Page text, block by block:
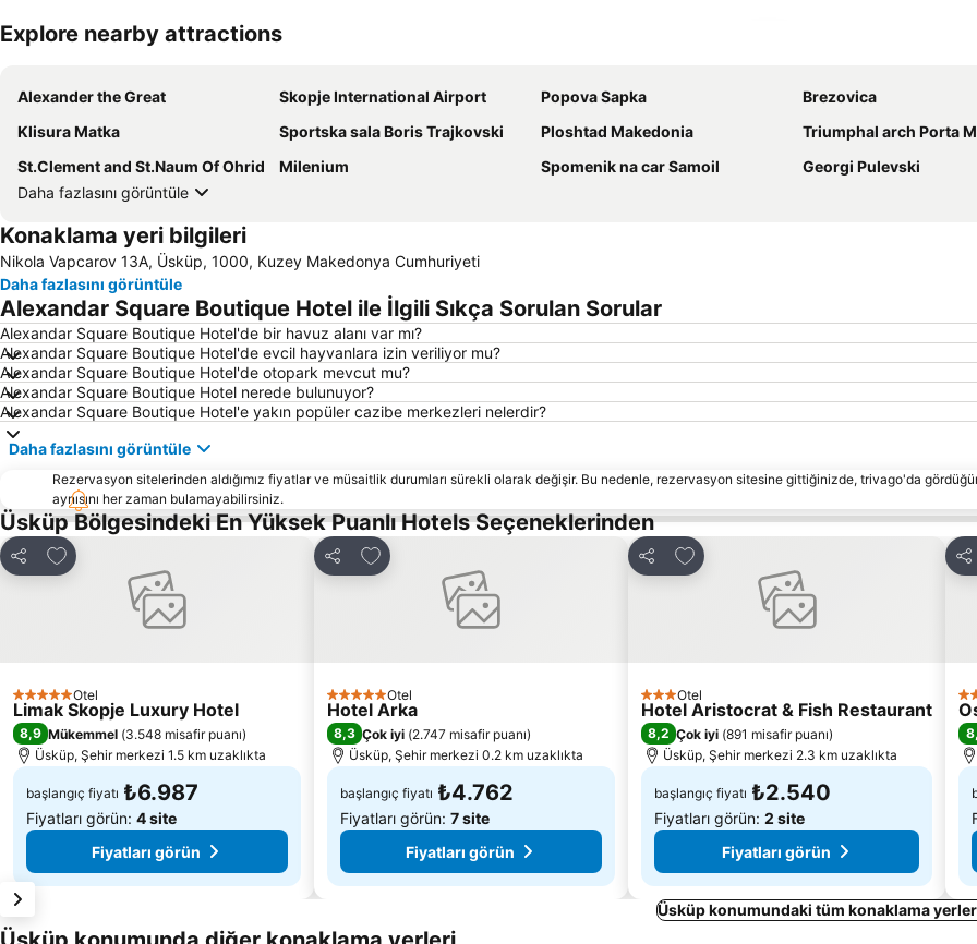
Explore nearby attractions
Alexander the Great Skopje International Airport Popova Sapka
Brezovica
Klisura Matka
Sportska sala Boris Trajkovski Ploshtad Makedonia
Triumphal arch Porta
St.Clement and St.Naum Of Ohrid
Milenium Spomenik na car Samoil
Georgi Pulevski
Daha fazlasını görüntüle
Konaklama yeri bilgileri
Nikola Vapcarov 13A, Üsküp, 1000, Kuzey Makedonya Cumhuriyeti
Daha fazlasını görüntüle
Alexandar Square Boutique Hotel ile İlgili Sıkça Sorulan Sorular
Alexandar Square Boutique Hotel'de bir havuz alanı var mı?
Alexandar Square Boutique Hotel'de evcil hayvanlara izin veriliyor mu?
Alexandar Square Boutique Hotel'de otopark mevcut mu?
Alexandar Square Boutique Hotel nerede bulunuyor?
Alexandar Square Boutique Hotel'e yakın popüler cazibe merkezleri nelerdir?
Daha fazlasını görüntüle
Rezervasyon sitelerinden aldığımız fiyatlar ve müsaitlik durumları sürekli olarak değişir. Bu nedenle, rezervasyon sitesine gittiğinizde, trivago'da
aynısını her zaman bulamayabilirsiniz.
Üsküp Bölgesindeki En Yüksek Puanlı Hotels Seçeneklerinden
Paylaş
Favorilerime ekle
5 Yıldız Otel
Limak Skopje Luxury Hotel
8,9 Mükemmel (3.548 misafir puanı)
Üsküp, Şehir merkezi 1.5 km uzaklıkta
başlangıç fiyatı ₺6.987
Fiyatları görün: 4 site
Fiyatları görün
Paylaş
Favorilerime ekle
5 Yıldız Otel
Hotel Arka
8,3 Çok iyi (2.747 misafir puanı)
Üsküp, Şehir merkezi 0.2 km uzaklıkta
başlangıç fiyatı ₺4.762
Fiyatları görün: 7 site
Fiyatları görün
Paylaş
Favorilerime ekle
3 Yıldız
Otel
Hotel Aristocrat & Fish Restaurant
8,2 Çok iyi (891 misafir puanı)
Üsküp, Şehir merkezi 2.3 km uzaklıkta
başlangıç fiyatı ₺2.540
Fiyatları görün: 2 site
Fiyatları görün
4
Üsküp konumundaki tüm konaklama